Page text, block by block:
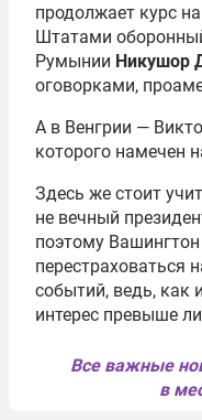
продолжает курс
Штатами
Румынии Никушор
оговорками,
А в Венгрии —
которого намечен
Здесь же стоит
не вечный
поэтому
перестраховаться
событий, ведь, как
интерес превыше
Все важные
в